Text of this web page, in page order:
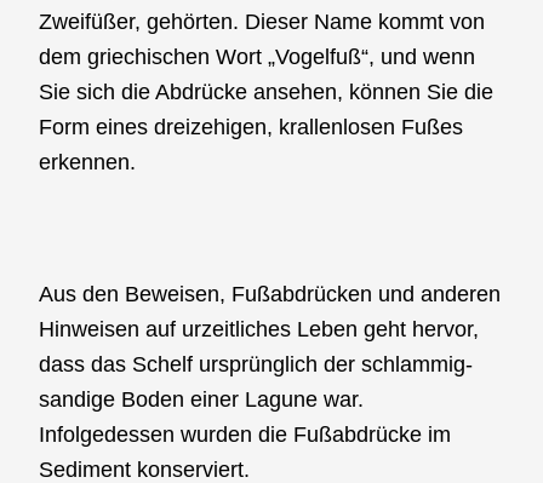
Zweifüßer, gehörten. Dieser Name kommt von
dem griechischen Wort „Vogelfuß“, und wenn
Sie sich die Abdrücke ansehen, können Sie die
Form eines dreizehigen, krallenlosen Fußes
erkennen.
Aus den Beweisen, Fußabdrücken und anderen
Hinweisen auf urzeitliches Leben geht hervor,
dass das Schelf ursprünglich der schlammig-
sandige Boden einer Lagune war.
Infolgedessen wurden die Fußabdrücke im
Sediment konserviert.